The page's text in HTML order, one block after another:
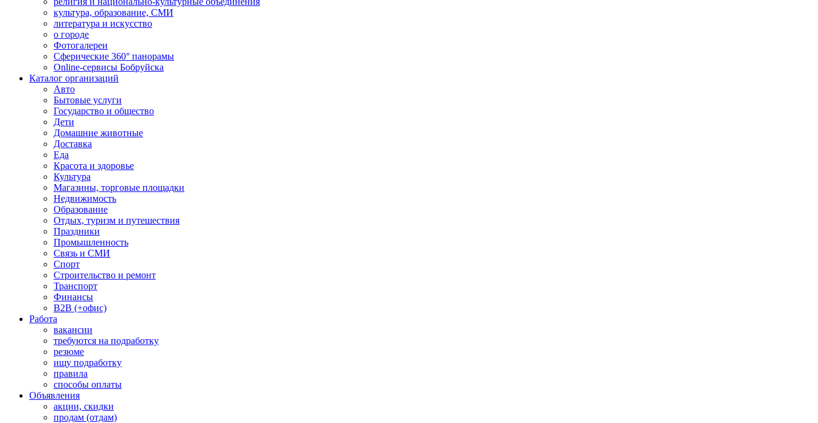
культура, образование, СМИ
литература и искусство
о городе
Фотогалереи
Сферические 360° панорамы
Online-сервисы Бобруйска
Каталог организаций
Авто
Бытовые услуги
Государство и общество
Дети
Домашние животные
Доставка
Еда
Красота и здоровье
Культура
Магазины, торговые площадки
Недвижимость
Образование
Отдых, туризм и путешествия
Праздники
Промышленность
Связь и СМИ
Спорт
Строительство и ремонт
Транспорт
Финансы
B2B (+офис)
Работа
вакансии
требуются на подработку
резюме
ищу подработку
правила
способы оплаты
Объявления
акции, скидки
продам (отдам)